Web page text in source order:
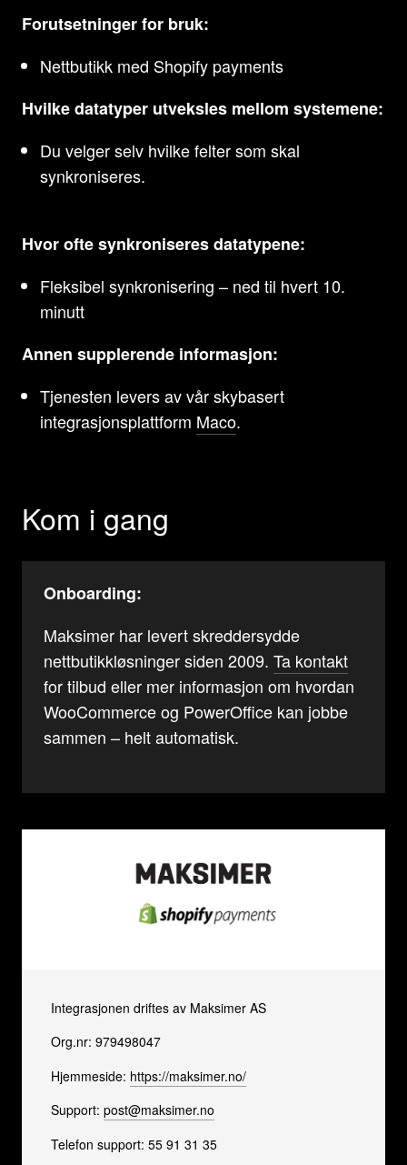
Forutsetninger for bruk:
Nettbutikk med Shopify payments
Hvilke datatyper utveksles mellom systemene:
Du velger selv hvilke felter som skal
synkroniseres.
Hvor ofte synkroniseres datatypene:
Fleksibel synkronisering – ned til hvert 10.
minutt
Annen supplerende informasjon:
Tjenesten levers av vår skybasert
integrasjonsplattform Maco.
Kom i gang
Onboarding:
Maksimer har levert skreddersydde
nettbutikkløsninger siden 2009. Ta kontakt
for tilbud eller mer informasjon om hvordan
WooCommerce og PowerOffice kan jobbe
sammen – helt automatisk.
Integrasjonen driftes av Maksimer AS
Org.nr: 979498047
Hjemmeside: https://maksimer.no/
Support: post@maksimer.no
Telefon support: 55 91 31 35